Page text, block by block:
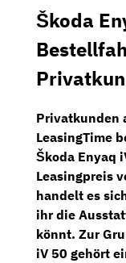
Škoda
Privatkunden
LeasingTime
Škoda Enyaq
Leasingpreis
handelt es
ihr die
könnt. Zur
iV 50 gehört